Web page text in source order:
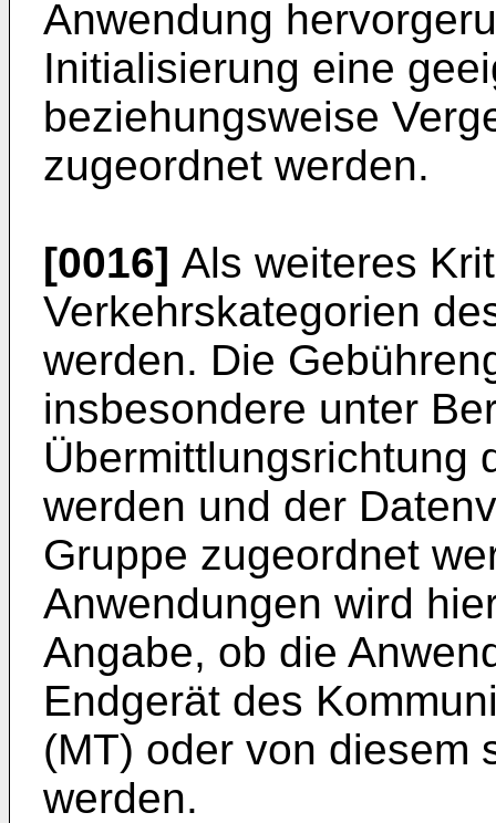
Anwendung
Initialisierung eine
beziehungsweise
zugeordnet werden.
[0016] Als weiteres
Verkehrskategorien
werden. Die
insbesondere unter
Übermittlungsrichtung
werden und der
Gruppe zugeordnet
Anwendungen wird
Angabe, ob die
Endgerät des
(MT) oder von diesem
werden.